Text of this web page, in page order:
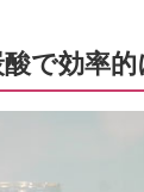
で効率